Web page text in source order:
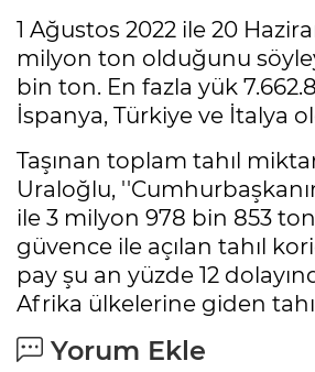
1 Ağustos 2022 ile 20
milyon ton olduğunu
bin ton. En fazla yük
İspanya, Türkiye ve İtalya
Taşınan toplam tahıl
Uraloğlu,
ile 3 milyon 978 bin 853 ton
güvence ile açılan tahıl
pay şu an yüzde 12
Afrika ülkelerine giden
Yorum Ekle